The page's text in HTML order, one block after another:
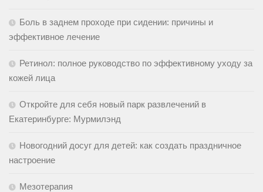
Боль в заднем проходе при сидении: причины и
эффективное лечение
Ретинол: полное руководство по эффективному уходу за
кожей лица
Откройте для себя новый парк развлечений в
Екатеринбурге: Мурмилэнд
Новогодний досуг для детей: как создать праздничное
настроение
Мезотерапия